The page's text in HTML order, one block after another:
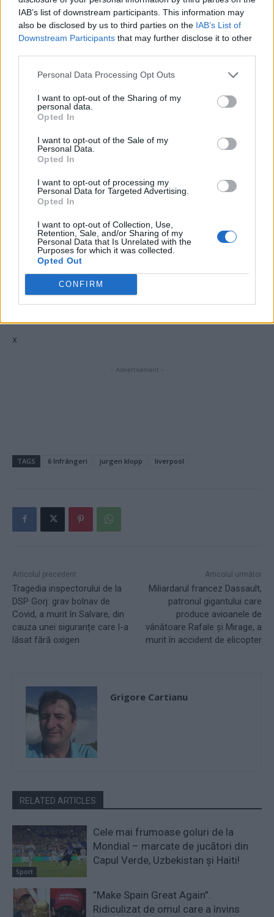
IAB’s list of downstream participants. This information may
also be disclosed by us to third parties on the IAB’s List of
Downstream Participants that may further disclose it to other
Personal Data Processing Opt Outs
I want to opt-out of the Sharing of my
personal data.
Opted In
I want to opt-out of the Sale of my
Personal Data.
Opted In
I want to opt-out of processing my
Personal Data for Targeted Advertising.
Opted In
I want to opt-out of Collection, Use,
Retention, Sale, and/or Sharing of my
Personal Data that Is Unrelated with the
Purposes for which it was collected.
Opted Out
CONFIRM
Cupei Davis din 1972.
Actualul gazetar era
copil de mingi
GALERIE FOTO.
Despărțirea anului în
tenis: Elina Svitolina
– Gael Monfils. 25 de
poze cu cel mai
spectaculos cuplu din
sport
x
- Advertisement -
TAGS 6 înfrângeri jurgen klopp liverpool
Articolul precedent
Tragedia inspectorului de la
DSP Gorj: grav bolnav de
Covid, a murit în Salvare, din
cauza unei siguranțe care l-a
lăsat fără oxigen
Articolul următor
Miliardarul francez Dassault,
patronul gigantului care
produce avioanele de
vânătoare Rafale și Mirage, a
murit în accident de elicopter
Grigore Cartianu
RELATED ARTICLES
Sport
Cele mai frumoase goluri de la
Mondial – marcate de jucători din
Capul Verde, Uzbekistan și Haiti!
”Make Spain Great Again”.
Ridiculizat de omul care a învins